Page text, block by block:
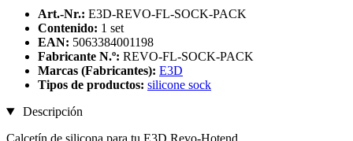
Art.-Nr.: E3D-REVO-FL-SOCK-PACK
Contenido: 1 set
EAN: 5063384001198
Fabricante N.º: REVO-FL-SOCK-PACK
Marcas (Fabricantes): E3D
Tipos de productos: silicone sock
Descripción
Calcetín de silicona para tu E3D Revo-Hotend.